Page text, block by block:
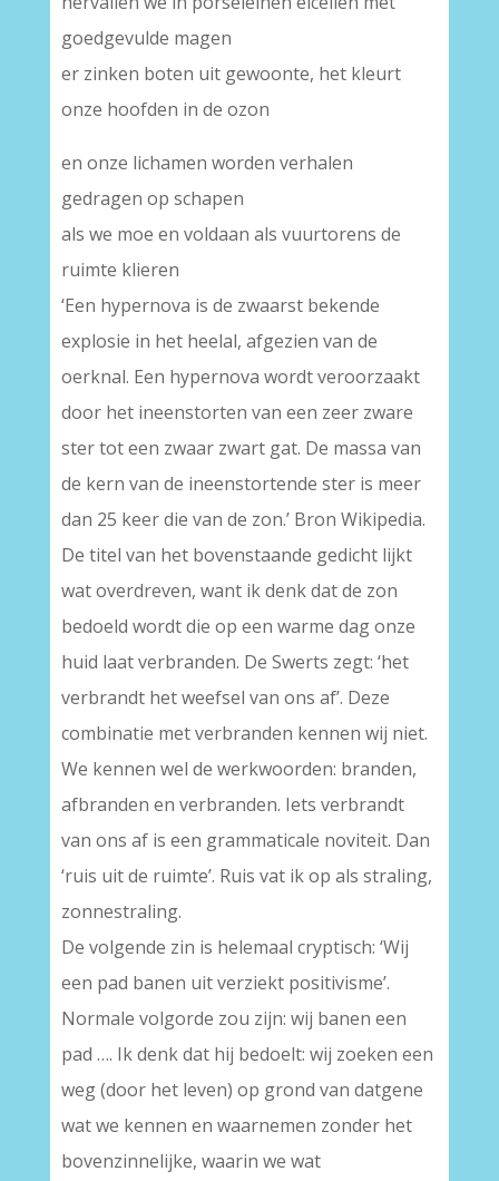
goedgevulde magen
er zinken boten uit gewoonte, het kleurt
onze hoofden in de ozon
en onze lichamen worden verhalen
gedragen op schapen
als we moe en voldaan als vuurtorens de
ruimte klieren
‘Een hypernova is de zwaarst bekende
explosie in het heelal, afgezien van de
oerknal. Een hypernova wordt veroorzaakt
door het ineenstorten van een zeer zware
ster tot een zwaar zwart gat. De massa van
de kern van de ineenstortende ster is meer
dan 25 keer die van de zon.’ Bron Wikipedia.
De titel van het bovenstaande gedicht lijkt
wat overdreven, want ik denk dat de zon
bedoeld wordt die op een warme dag onze
huid laat verbranden. De Swerts zegt: ‘het
verbrandt het weefsel van ons af’. Deze
combinatie met verbranden kennen wij niet.
We kennen wel de werkwoorden: branden,
afbranden en verbranden. Iets verbrandt
van ons af is een grammaticale noviteit. Dan
‘ruis uit de ruimte’. Ruis vat ik op als straling,
zonnestraling.
De volgende zin is helemaal cryptisch: ‘Wij
een pad banen uit verziekt positivisme’.
Normale volgorde zou zijn: wij banen een
pad …. Ik denk dat hij bedoelt: wij zoeken een
weg (door het leven) op grond van datgene
wat we kennen en waarnemen zonder het
bovenzinnelijke, waarin we wat